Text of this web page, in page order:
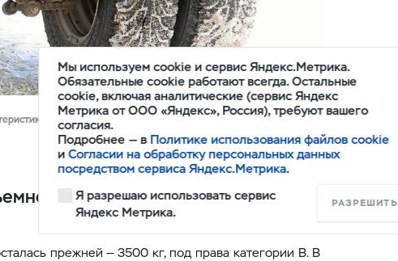
рессор. Стабилизатор поперечной устойчивости входит в
прежней — 3500 кг, под права категории В. В
Мы используем cookie и сервис Яндекс.Метрика.
Обязательные cookie работают всегда. Остальные
cookie, включая аналитические (сервис Яндекс
Метрика от ООО «Яндекс», Россия), требуют вашего
согласия.
Подробнее — в Политике использования файлов cookie
иСогласии на обработку персональных данных
посредством сервиса Яндекс.Метрика.
Я разрешаю использовать сервис
Яндекс Метрика.
РАЗРЕШИТЬ